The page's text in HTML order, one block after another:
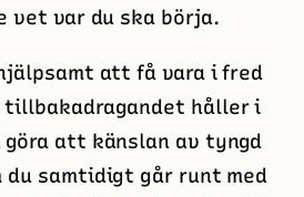
vet var du ska börja.
att få vara i fred
tillbakadragandet håller i
göra att känslan av tyngd
du samtidigt går runt med